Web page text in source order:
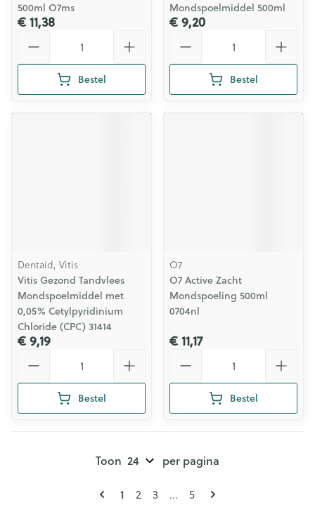
500ml O7ms
€ 11,38
Bestel
Mondspoelmiddel 500ml
€ 9,20
Bestel
Dentaid, Vitis
Vitis Gezond Tandvlees
Mondspoelmiddel met
0,05% Cetylpyridinium
Chloride (CPC) 31414
€ 9,19
Bestel
O7
O7 Active Zacht
Mondspoeling 500ml
0704nl
€ 11,17
Bestel
Pagina's
U lees momenteel pagina
1 Pagina
2 Pagina
3 ... Pagina
5
Toon per pagina